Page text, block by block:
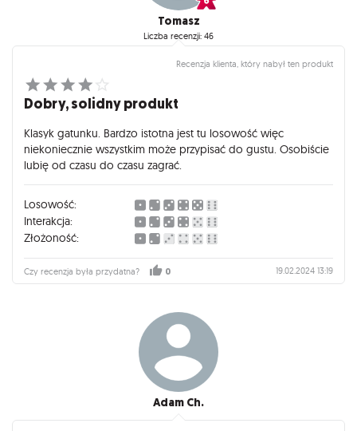
brakuje we współczesnych grach.
Tomasz
Liczba recenzji: 46
Recenzja klienta, który nabył ten produkt
Dobry, solidny produkt
Klasyk gatunku. Bardzo istotna jest tu losowość więc
niekoniecznie wszystkim może przypisać do gustu. Osobiście
lubię od czasu do czasu zagrać.
Losowość:
Interakcja:
Złożoność:
Czy recenzja była przydatna? 0 19.02.2024 13:19
Adam Ch.